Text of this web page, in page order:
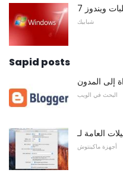
ويندوز 7
شبابيك
Sapid posts
إلى المدون
البحث في الويب
أجهزة ماكينتوش